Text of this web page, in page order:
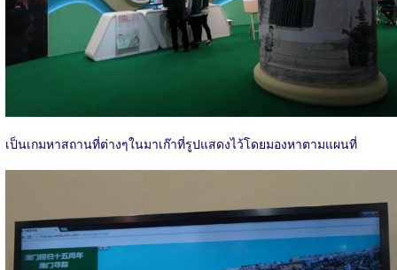
เป็นเกมหาสถานที่ต่างๆในมาเก๊าที่รูปแสดงไว้โดยมองหาตามแผนที่